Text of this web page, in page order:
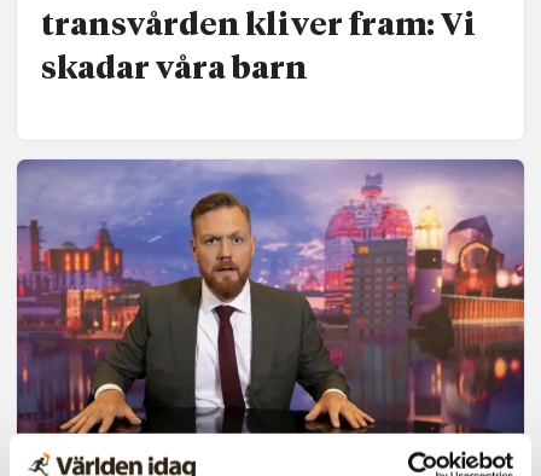
transvården kliver fram: Vi
skadar våra barn
Nyheter